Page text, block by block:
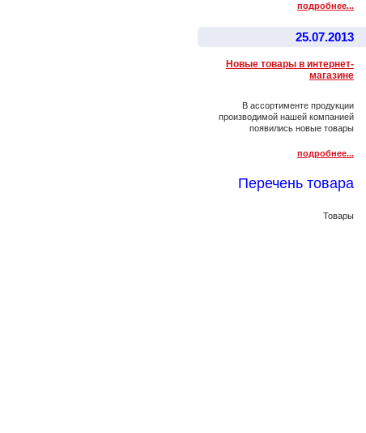
подробнее...
25.07.2013
Новые товары в интернет-
магазине
В ассортименте продукции
производимой нашей компанией
появились новые товары
подробнее...
Перечень товара
Товары